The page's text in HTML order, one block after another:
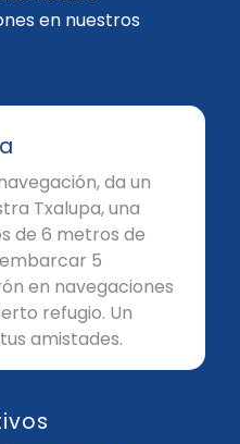
en nuestros
da un
Txalupa, una
de 6 metros de
5
en navegaciones
refugio. Un
amistades.